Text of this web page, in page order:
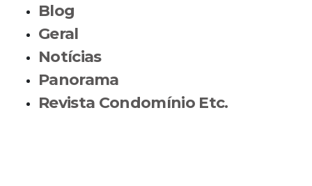
Blog
Geral
Notícias
Panorama
Revista Condomínio Etc.